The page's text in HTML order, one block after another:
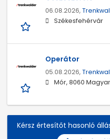
06.08.2026,
Székesfehérvár
Operátor
05.08.2026,
Mór, 8060
Kérsz értesítőt hasonló